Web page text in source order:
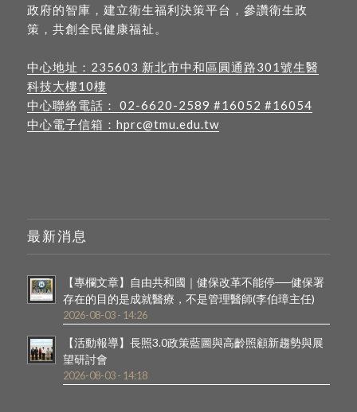
政府的智庫，建立衛生福利決策平台，參讚衛生政
策，共創全民健康福祉。
中心地址： 235603 新北市中和區圓通路301號生醫
科技大樓10樓
中心聯絡電話： 02-6620-2589 #16052 #16054
中心電子信箱： hprc@tmu.edu.tw
最新消息
【專欄文章】自由共和國｜健保改革不能停──健保署
存在的目的是成就醫療，不是管理醫師(李伯璋主任)
2026-08-03 - 14:26
【活動報導】長照3.0政策藍圖與高齡照顧新趨勢與展
望研討會
2026-08-03 - 14:18